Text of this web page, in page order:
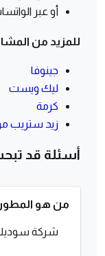
أو عبر
للمزيد من
جينوفا
ليك ويست
كرمة
زيد ستريب
أسئلة قد
من هو المطور
شركة سوديك